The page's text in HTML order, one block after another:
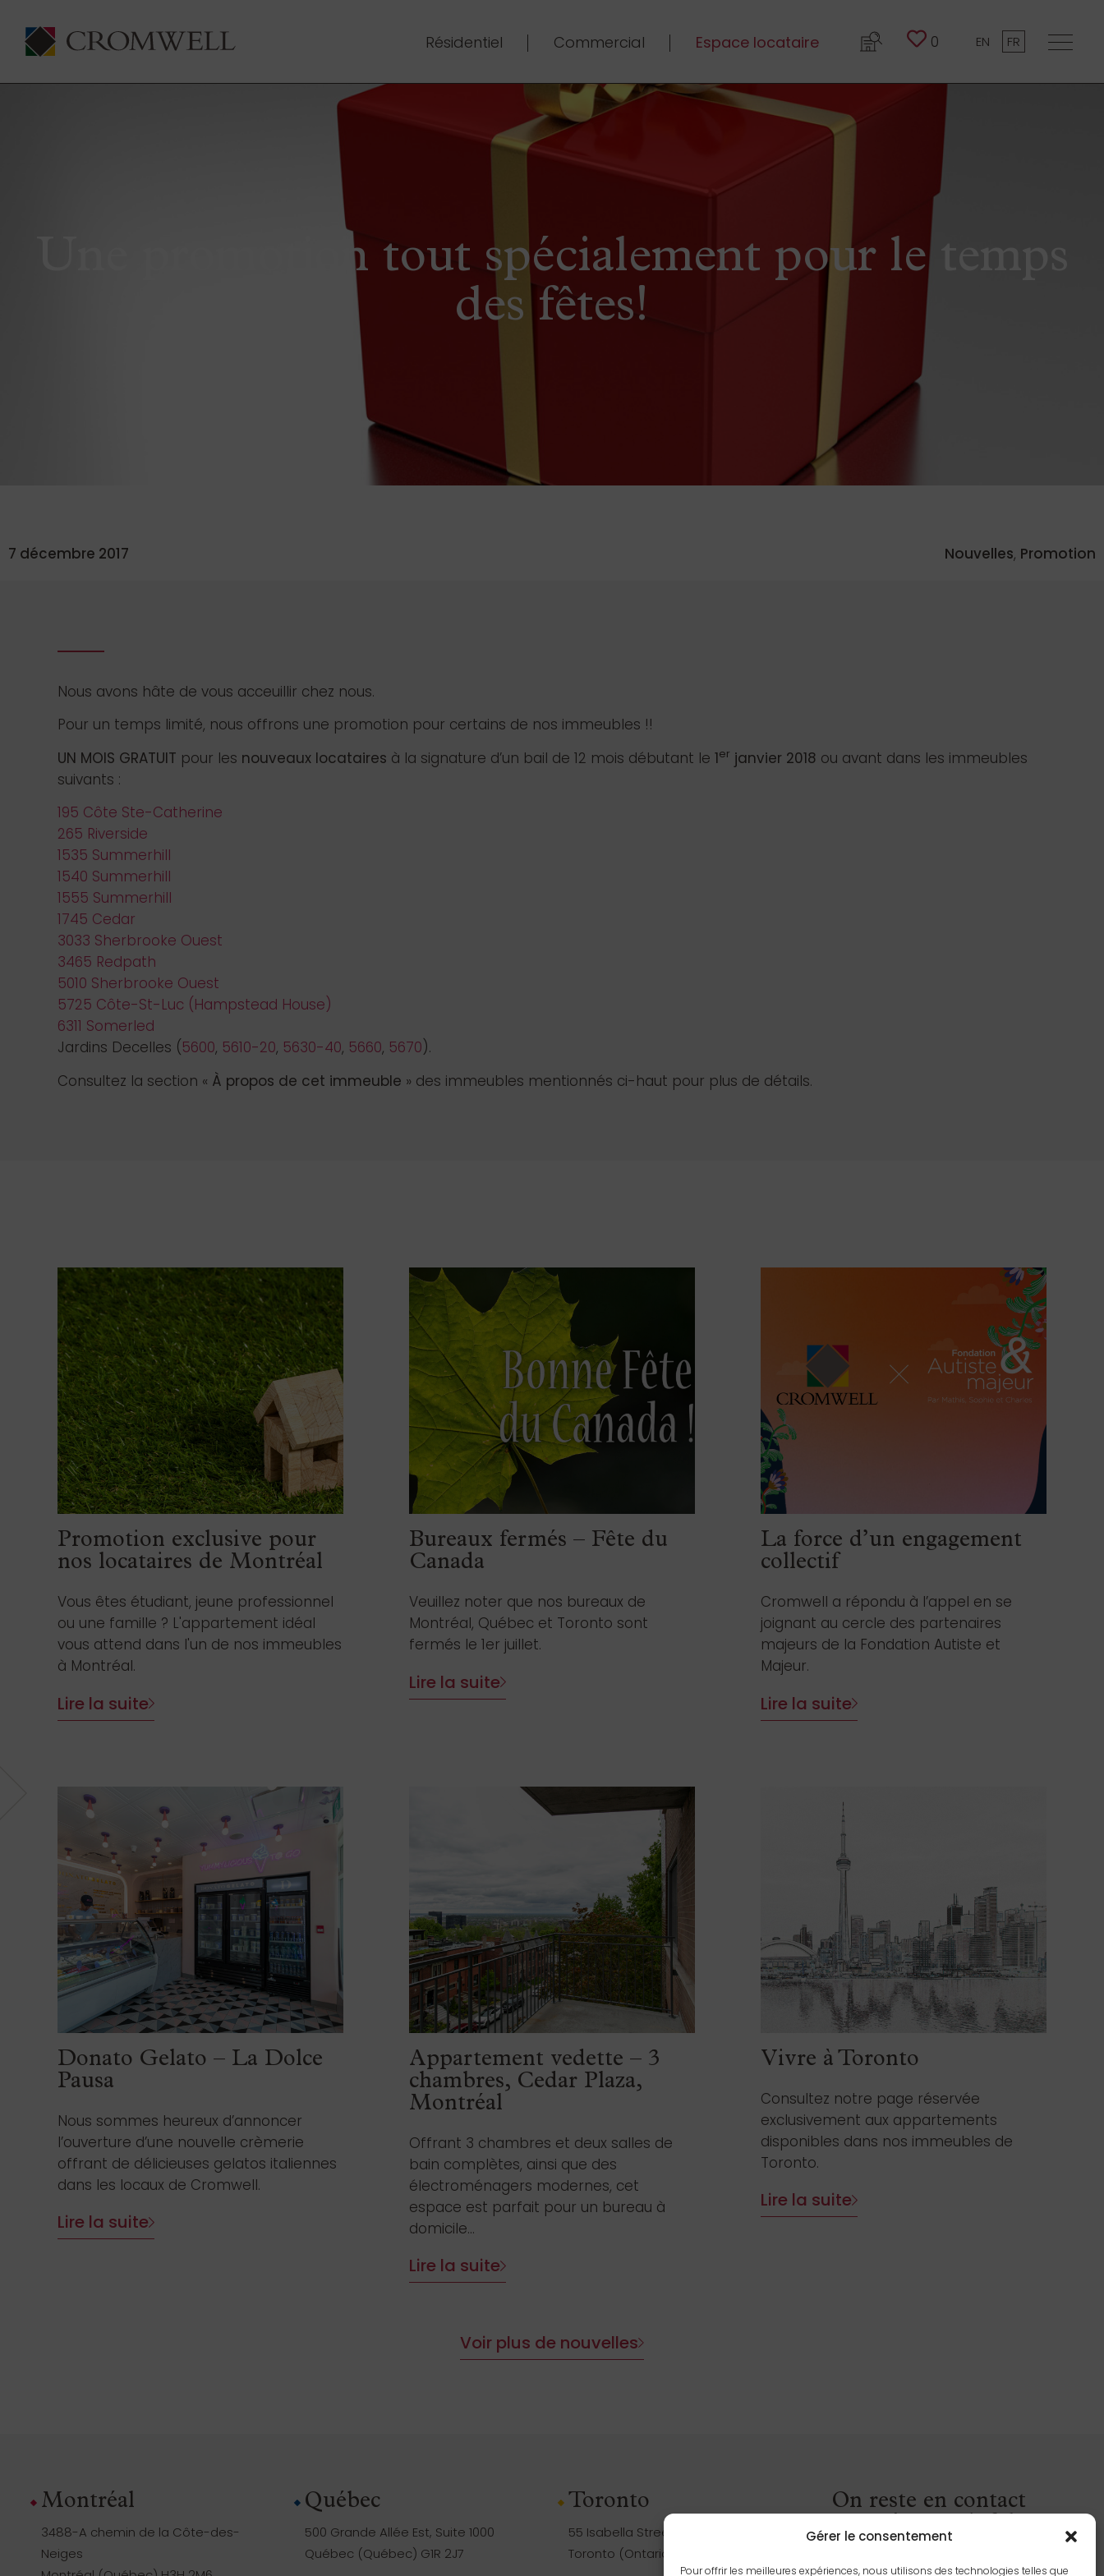
Gérer le consentement
Pour offrir les meilleures expériences, nous utilisons des technologies telles que
Résidentiel Commercial Espace locataire 0 EN FR
Une promotion tout spécialement pour le temps
des fêtes!
7 décembre 2017 Nouvelles, Promotion
Nous avons hâte de vous acceuillir chez nous.
Pour un temps limité, nous offrons une promotion pour certains de nos immeubles !!
UN MOIS GRATUIT pour les nouveaux locataires à la signature d’un bail de 12 mois débutant le 1er janvier 2018 ou avant dans les immeubles
suivants :
195 Côte Ste-Catherine
265 Riverside
1535 Summerhill
1540 Summerhill
1555 Summerhill
1745 Cedar
3033 Sherbrooke Ouest
3465 Redpath
5010 Sherbrooke Ouest
5725 Côte-St-Luc (Hampstead House)
6311 Somerled
Jardins Decelles (5600, 5610-20, 5630-40, 5660, 5670).
Consultez la section « À propos de cet immeuble » des immeubles mentionnés ci-haut pour plus de détails.
Promotion exclusive pour
nos locataires de Montréal
Vous êtes étudiant, jeune professionnel
ou une famille ? L'appartement idéal
vous attend dans l'un de nos immeubles
à Montréal.
Lire la suite
Bureaux fermés – Fête du
Canada
Veuillez noter que nos bureaux de
Montréal, Québec et Toronto sont
fermés le 1er juillet.
Lire la suite
La force d’un engagement
collectif
Cromwell a répondu à l’appel en se
joignant au cercle des partenaires
majeurs de la Fondation Autiste et
Majeur.
Lire la suite
Donato Gelato – La Dolce
Pausa
Nous sommes heureux d’annoncer
l’ouverture d’une nouvelle crèmerie
offrant de délicieuses gelatos italiennes
dans les locaux de Cromwell.
Lire la suite
Appartement vedette – 3
chambres, Cedar Plaza,
Montréal
Offrant 3 chambres et deux salles de
bain complètes, ainsi que des
électroménagers modernes, cet
espace est parfait pour un bureau à
domicile...
Lire la suite
Vivre à Toronto
Consultez notre page réservée
exclusivement aux appartements
disponibles dans nos immeubles de
Toronto.
Lire la suite
Voir plus de nouvelles
Montréal
3488-A chemin de la Côte-des-
Neiges
Québec
500 Grande Allée Est, Suite 1000
Québec (Québec) G1R 2J7
Toronto
55 Isabella Street, Suite 105
Toronto (Ontario) M4Y 1M8
On reste en contact